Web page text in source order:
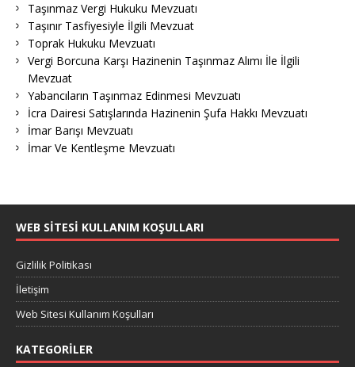
Taşınmaz Vergi Hukuku Mevzuatı
Taşınır Tasfiyesiyle İlgili Mevzuat
Toprak Hukuku Mevzuatı
Vergi Borcuna Karşı Hazinenin Taşınmaz Alımı İle İlgili
Mevzuat
Yabancıların Taşınmaz Edinmesi Mevzuatı
İcra Dairesi Satışlarında Hazinenin Şufa Hakkı Mevzuatı
İmar Barışı Mevzuatı
İmar Ve Kentleşme Mevzuatı
WEB SITESI KULLANIM KOŞULLARI
Gizlilik Politikası
İletişim
Web Sitesi Kullanım Koşulları
KATEGORILER